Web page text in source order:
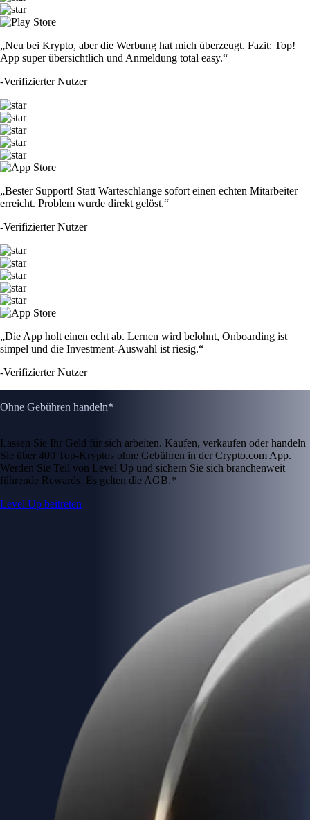
„Neu bei Krypto, aber die Werbung hat mich überzeugt. Fazit: Top!
App super übersichtlich und Anmeldung total easy.“
-Verifizierter Nutzer
„Bester Support! Statt Warteschlange sofort einen echten Mitarbeiter
erreicht. Problem wurde direkt gelöst.“
-Verifizierter Nutzer
„Die App holt einen echt ab. Lernen wird belohnt, Onboarding ist
simpel und die Investment-Auswahl ist riesig.“
-Verifizierter Nutzer
Ohne Gebühren handeln*
Lassen Sie Ihr Geld für sich arbeiten. Kaufen, verkaufen oder handeln
Sie über 400 Top-Kryptos ohne Gebühren in der Crypto.com App.
Werden Sie Teil von Level Up und sichern Sie sich branchenweit
führende Rewards. Es gelten die AGB.*
Level Up beitreten